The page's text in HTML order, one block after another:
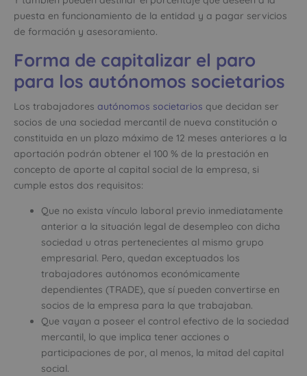
puesta en funcionamiento de la entidad y a pagar servicios
de formación y asesoramiento.
Forma de capitalizar el paro
para los autónomos societarios
Los trabajadores autónomos societarios que decidan ser
socios de una sociedad mercantil de nueva constitución o
constituida en un plazo máximo de 12 meses anteriores a la
aportación podrán obtener el 100 % de la prestación en
concepto de aporte al capital social de la empresa, si
cumple estos dos requisitos:
Que no exista vínculo laboral previo inmediatamente
anterior a la situación legal de desempleo con dicha
sociedad u otras pertenecientes al mismo grupo
empresarial. Pero, quedan exceptuados los
trabajadores autónomos económicamente
dependientes (TRADE), que sí pueden convertirse en
socios de la empresa para la que trabajaban.
Que vayan a poseer el control efectivo de la sociedad
mercantil, lo que implica tener acciones o
participaciones de por, al menos, la mitad del capital
social.